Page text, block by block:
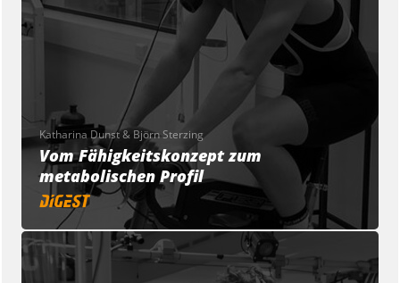
Katharina Dunst & Björn Sterzing
Vom Fähigkeitskonzept zum
metabolischen Profil